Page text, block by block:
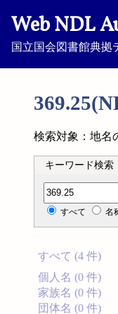
Web NDL
国立国会図書館典拠
検索対象：地名
キーワード検索
分類記号検索
すべて 名
すべて (4 件)
個人名 (0 件)
家族名 (0 件)
団体名 (0 件)